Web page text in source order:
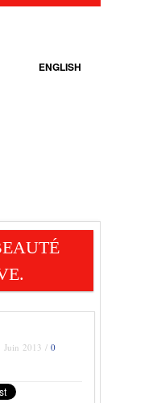
ENGLISH
Juin 2013 / 0